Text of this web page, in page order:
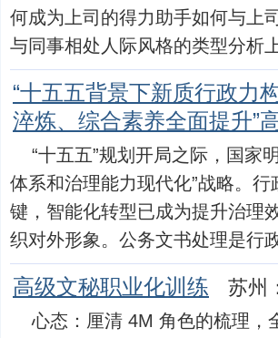
何成为上司的得力助手如何与上
与同事相处人际风格的类型分析
“十五五背景下新质行政力
淬炼、综合素养全面提升”
“十五五”规划开局之际，国家
体系和治理能力现代化”战略。
键，智能化转型已成为提升治理
织对外形象。公务文书处理是行
高级文秘职业化训练 苏州
心态：厘清 4M 角色的梳理，